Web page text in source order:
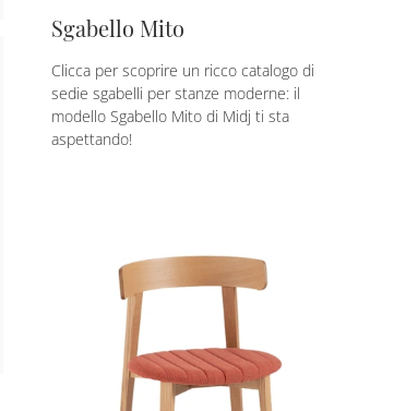
Sgabello Mito
Clicca per scoprire un ricco catalogo di
sedie sgabelli per stanze moderne: il
modello Sgabello Mito di Midj ti sta
aspettando!